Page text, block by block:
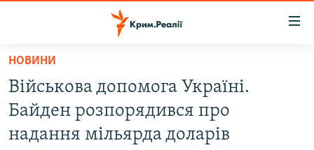
Перейти
основного
матеріалу
до
ВІДЕО ТА ФОТО
НОВИНИ
Військова допомога Україні.
Байден розпорядився про
надання мільярда доларів